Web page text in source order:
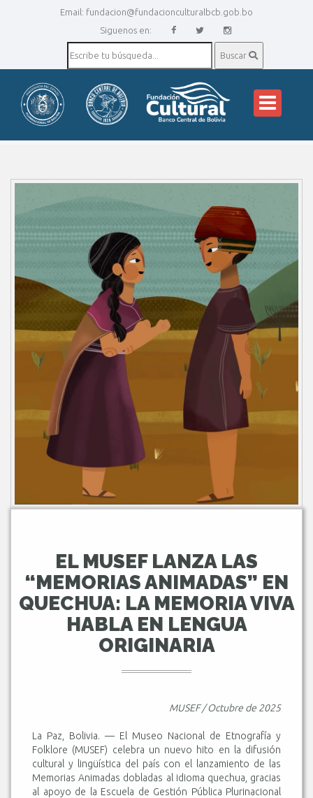
Email: fundacion@fundacionculturalbcb.gob.bo
Siguenos en:
Buscar
EL MUSEF LANZA LAS
“MEMORIAS ANIMADAS” EN
QUECHUA: LA MEMORIA VIVA
HABLA EN LENGUA
ORIGINARIA
MUSEF / Octubre de 2025
La Paz, Bolivia. — El Museo Nacional de Etnografía y
Folklore (MUSEF) celebra un nuevo hito en la difusión
cultural y lingüística del país con el lanzamiento de las
Memorias Animadas dobladas al idioma quechua, gracias
al apoyo de la Escuela de Gestión Pública Plurinacional